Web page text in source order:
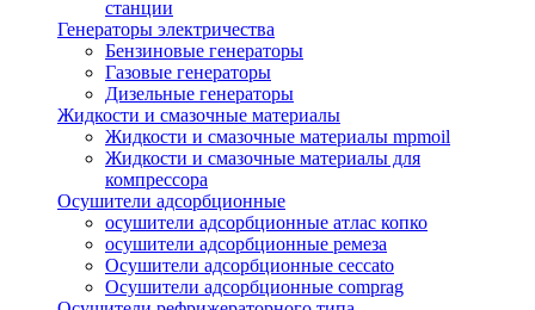
станции
Генераторы электричества
Бензиновые генераторы
Газовые генераторы
Дизельные генераторы
Жидкости и смазочные материалы
Жидкости и смазочные материалы mpmoil
Жидкости и смазочные материалы для
компрессора
Осушители адсорбционные
осушители адсорбционные атлас копко
осушители адсорбционные ремеза
Осушители адсорбционные ceccato
Осушители адсорбционные comprag